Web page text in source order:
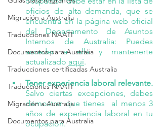
Migración a Australia
Traducciones NAATI
Documentos para Australia
Traducciones certificadas Australia
Traducciones NAATI
Migración a Australia
Documentos para Australia
oficios de alta demanda, que se
encuentra en la página web oficial
del Departamento de Asuntos
Internos de Australia: Puedes
acceder a ella y mantenerte
actualizado aquí.
Salvo ciertas excepciones, debes
demostrar que tienes  al menos 3
años de experiencia laboral en tu
ocupación.